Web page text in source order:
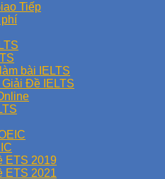
Tiếp
bài IELTS
Đề IELTS
ETS 2019
ETS 2021